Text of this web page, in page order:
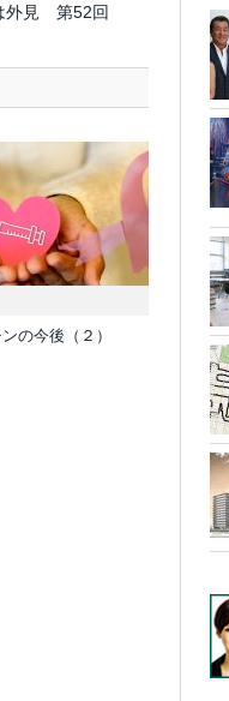
外見 第52回
の今後（２）